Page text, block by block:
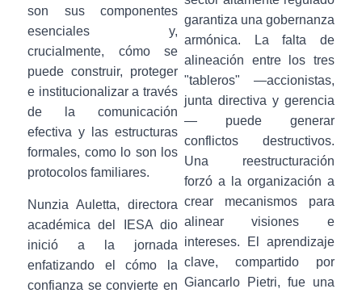
son sus componentes
esenciales y,
crucialmente, cómo se
puede construir, proteger
e institucionalizar a través
de la comunicación
efectiva y las estructuras
formales, como lo son los
protocolos familiares.
Nunzia Auletta, directora
académica del IESA dio
inició a la jornada
enfatizando el cómo la
confianza se convierte en
garantiza una gobernanza
armónica. La falta de
alineación entre los tres
"tableros" —accionistas,
junta directiva y gerencia
— puede generar
conflictos destructivos.
Una reestructuración
forzó a la organización a
crear mecanismos para
alinear visiones e
intereses. El aprendizaje
clave, compartido por
Giancarlo Pietri, fue una